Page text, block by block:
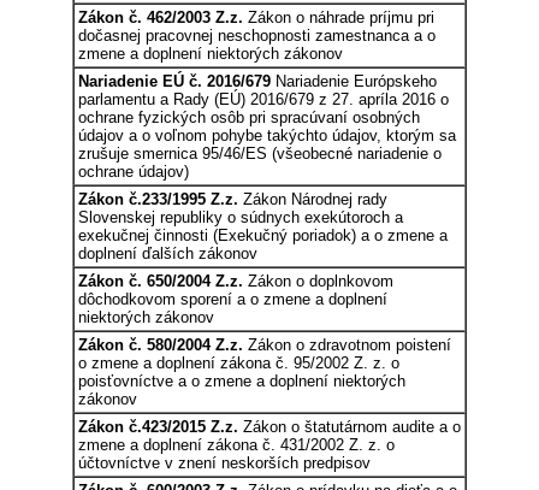
Zákon č. 462/2003 Z.z. Zákon o náhrade príjmu pri
dočasnej pracovnej neschopnosti zamestnanca a o
zmene a doplnení niektorých zákonov
Nariadenie EÚ č. 2016/679 Nariadenie Európskeho
parlamentu a Rady (EÚ) 2016/679 z 27. apríla 2016 o
ochrane fyzických osôb pri spracúvaní osobných
údajov a o voľnom pohybe takýchto údajov, ktorým sa
zrušuje smernica 95/46/ES (všeobecné nariadenie o
ochrane údajov)
Zákon č.233/1995 Z.z. Zákon Národnej rady
Slovenskej republiky o súdnych exekútoroch a
exekučnej činnosti (Exekučný poriadok) a o zmene a
doplnení ďalších zákonov
Zákon č. 650/2004 Z.z. Zákon o doplnkovom
dôchodkovom sporení a o zmene a doplnení
niektorých zákonov
Zákon č. 580/2004 Z.z. Zákon o zdravotnom poistení
o zmene a doplnení zákona č. 95/2002 Z. z. o
poisťovníctve a o zmene a doplnení niektorých
zákonov
Zákon č.423/2015 Z.z. Zákon o štatutárnom audite a o
zmene a doplnení zákona č. 431/2002 Z. z. o
účtovníctve v znení neskorších predpisov